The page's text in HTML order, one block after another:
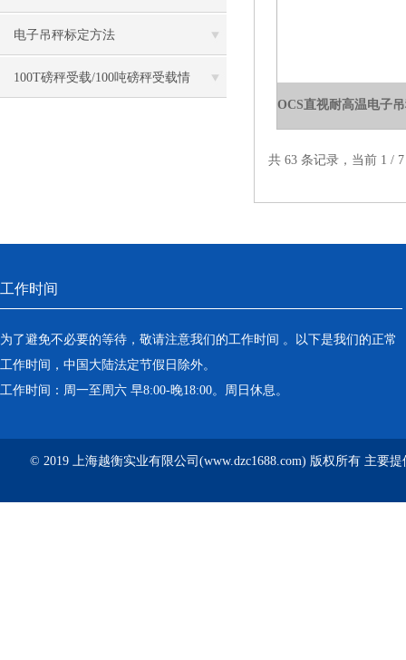
骤
电子吊秤标定方法
100T磅秤受载/100吨磅秤受载情
共 63 条记录，当前 1
工作时间
为了避免不必要的等待，敬请注意我们的工作时间 。以下是我们的正常
工作时间，中国大陆法定节假日除外。
工作时间：周一至周六 早8:00-晚18:00。周日休息。
© 2019 上海越衡实业有限公司(www.dzc1688.com) 版权所有 主要提